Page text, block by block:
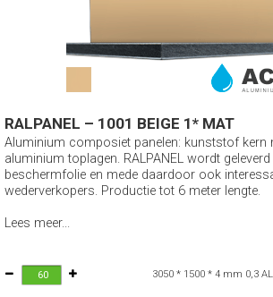
RALPANEL – 1001 BEIGE 1* MAT
Aluminium composiet panelen: kunststof kern
aluminium toplagen. RALPANEL wordt
beschermfolie en mede daardoor ook
wederverkopers. Productie tot 6 meter lengte.
Lees meer...
3050 * 1500 * 4 mm 0,3 AL